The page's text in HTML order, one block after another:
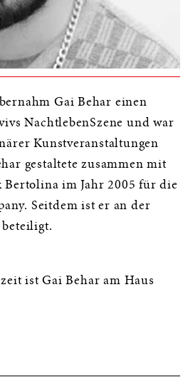
Gai Behar einen
NachtlebenSzene und war
Kunstveranstaltungen
gestaltete zusammen mit
Bertolina im Jahr 2005 für die
Seitdem ist er an der
ist Gai Behar am Haus